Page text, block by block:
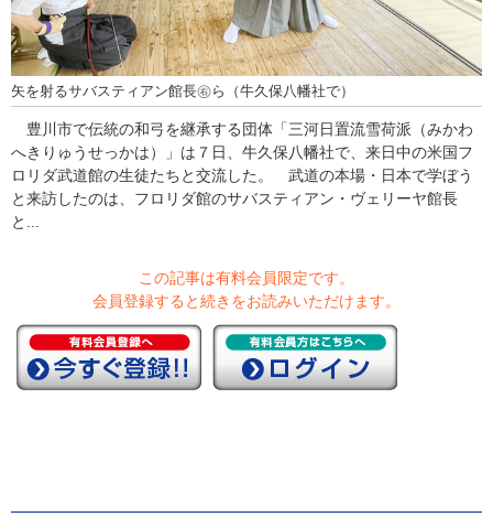
矢を射るサバスティアン館長㊨ら（牛久保八幡社で）
豊川市で伝統の和弓を継承する団体「三河日置流雪荷派（みかわ
へきりゅうせっかは）」は７日、牛久保八幡社で、来日中の米国フ
ロリダ武道館の生徒たちと交流した。 武道の本場・日本で学ぼう
と来訪したのは、フロリダ館のサバスティアン・ヴェリーヤ館長
と...
この記事は有料会員限定です。
会員登録すると続きをお読みいただけます。